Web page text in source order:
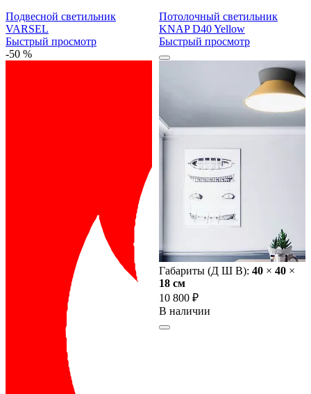
Подвесной светильник
VARSEL
Быстрый просмотр
-50 %
Потолочный светильник
KNAP D40 Yellow
Быстрый просмотр
Габариты (Д Ш В): 40 × 40 ×
18 cм
10 800 ₽
В наличии